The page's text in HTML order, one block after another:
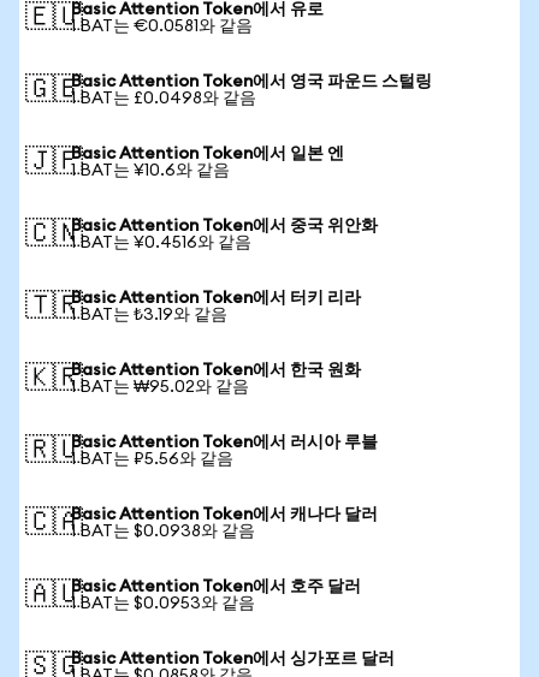
🇪🇺Basic Attention Token에서 유로
1 BAT는 €0.0581와 같음
🇬🇧Basic Attention Token에서 영국 파운드 스털링
1 BAT는 £0.0498와 같음
🇯🇵Basic Attention Token에서 일본 엔
1 BAT는 ¥10.6와 같음
🇨🇳Basic Attention Token에서 중국 위안화
1 BAT는 ¥0.4516와 같음
🇹🇷Basic Attention Token에서 터키 리라
1 BAT는 ₺3.19와 같음
🇰🇷Basic Attention Token에서 한국 원화
1 BAT는 ₩95.02와 같음
🇷🇺Basic Attention Token에서 러시아 루블
1 BAT는 ₽5.56와 같음
🇨🇦Basic Attention Token에서 캐나다 달러
1 BAT는 $0.0938와 같음
🇦🇺Basic Attention Token에서 호주 달러
1 BAT는 $0.0953와 같음
🇸🇬Basic Attention Token에서 싱가포르 달러